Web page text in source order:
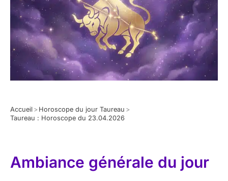
Accueil > Horoscope du jour Taureau >
Taureau : Horoscope du 23.04.2026
Ambiance générale du jour